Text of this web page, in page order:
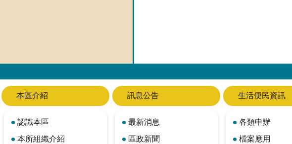
本區介紹
認識本區
本所組織介紹
訊息公告
最新消息
區政新聞
生活便民資訊
各類申辦
檔案應用